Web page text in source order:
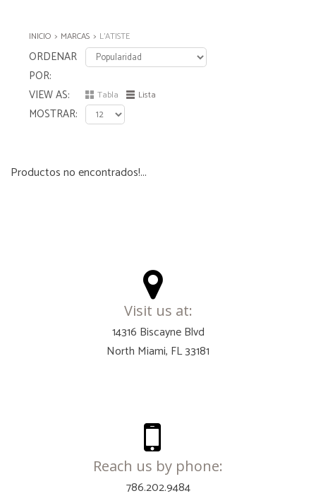
INICIO MARCAS L'ATISTE
ORDENAR
POR
VIEW AS
Tabla Lista
MOSTRAR
Productos no encontrados!...
Visit us at:
14316 Biscayne Blvd
North Miami, FL 33181
Reach us by phone:
786.202.9484